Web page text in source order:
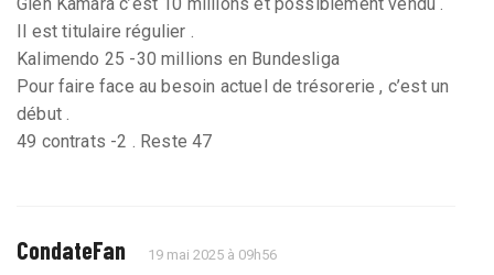
Il est titulaire régulier .
Kalimendo 25 -30 millions en Bundesliga
Pour faire face au besoin actuel de trésorerie , c’est un
début .
49 contrats -2 . Reste 47
CondateFan 19 mai 2025 à 09h56